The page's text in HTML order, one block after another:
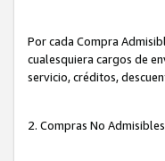
Por cada Compra
cualesquiera cargos de
servicio, créditos,
2. Compras No Admisibles